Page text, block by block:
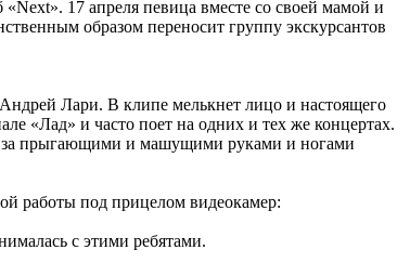
17 апреля певица вместе со своей мамой и
образом переносит группу экскурсантов
Лари. В клипе мелькнет лицо и настоящего
«Лад» и часто поет на одних и тех же концертах.
за прыгающими и машущими руками и ногами
работы под прицелом видеокамер:
с этими ребятами.